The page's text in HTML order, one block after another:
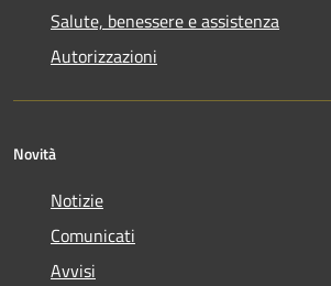
Salute, benessere e assistenza
Autorizzazioni
Novità
Notizie
Comunicati
Avvisi